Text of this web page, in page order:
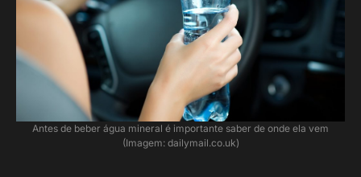
Antes de beber água mineral é importante saber de onde ela vem
(Imagem: dailymail.co.uk)